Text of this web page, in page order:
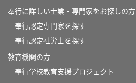
奉行に詳しい士業・専門家をお探しの方
奉行認定専門家を探す
奉行認定社労士を探す
教育機関の方
奉⾏学校教育⽀援プロジェクト